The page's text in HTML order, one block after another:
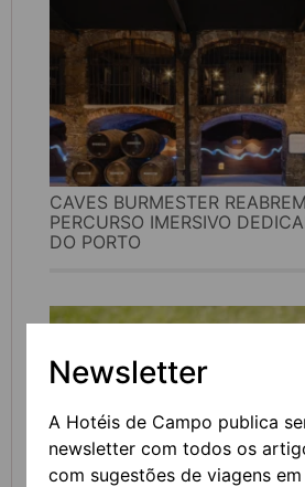
Newsletter
A Hotéis de Campo publica
newsletter com todos os
com sugestões de viagens
CAVES BURMESTER
PERCURSO IMERSIVO
DO PORTO